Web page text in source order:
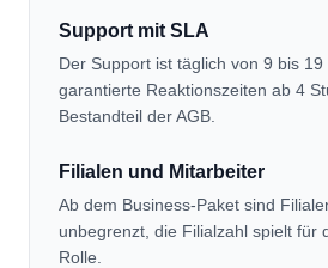
Support mit SLA
Der Support ist täglich von 9 bis 19
garantierte Reaktionszeiten ab 4
Bestandteil der AGB.
Filialen und Mitarbeiter
Ab dem Business-Paket sind
unbegrenzt, die Filialzahl spielt für
Rolle.